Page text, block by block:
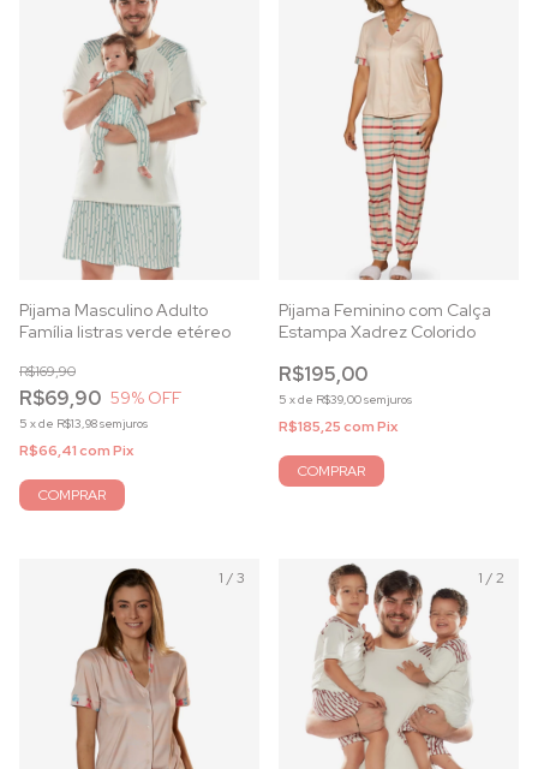
Pijama Masculino Adulto
Família listras verde etéreo
R$69,90
R$169,90
59% OFF
5 xde R$13,98sem juros
R$66,41comPix
COMPRAR
Pijama Feminino com Calça
Estampa Xadrez Colorido
R$195,00
5 xde R$39,00sem juros
R$185,25comPix
COMPRAR
1 /3 1 /2